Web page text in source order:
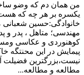
من همان دم که وضو
یکسره بر هر چه که
خانوادگی:حسین شعبانی
مهندسی؛ متاهل ، پدر و
کوهنوردی و عکاسی
پیمایش در این محنتگه
نیست،بزرگترین فضیلت
مطالعه و مطالعه...